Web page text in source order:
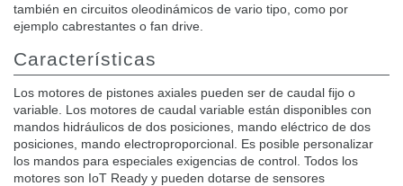
también en circuitos oleodinámicos de vario tipo, como por
ejemplo cabrestantes o fan drive.
Características
Los motores de pistones axiales pueden ser de caudal fijo o
variable. Los motores de caudal variable están disponibles con
mandos hidráulicos de dos posiciones, mando eléctrico de dos
posiciones, mando electroproporcional. Es posible personalizar
los mandos para especiales exigencias de control. Todos los
motores son IoT Ready y pueden dotarse de sensores